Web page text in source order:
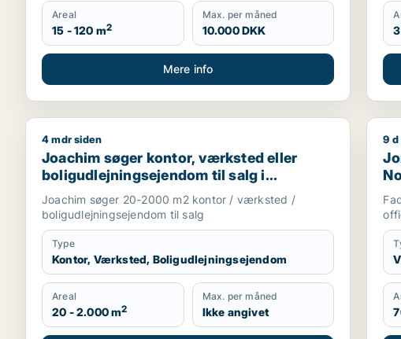
Areal
15 - 120 m2
Max. per måned
10.000 DKK
Mere info
Joachim søger kontor, værksted eller
4 mdr siden
Joachim søger kontor, værksted eller
boligudlejningsejendom til salg i
Storkøbenhavn
Joachim søger 20-2000 m2 kontor / værksted /
boligudlejningsejendom til salg
Type
Kontor, Værksted, Boligudlejningsejendom
Areal
20 - 2.000 m2
Max. per måned
Ikke angivet
9 d